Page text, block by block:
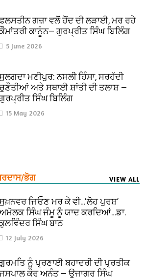
ਗਜ਼ਾ ਵਲੋਂ ਹੋਂਦ ਦੀ ਲੜਾਈ, ਮਰ ਰਹੇ
ਕਾਨੂੰਨ— ਗੁਰਪ੍ਰੀਤ ਸਿੰਘ ਬਿਲਿੰਗ
5 June 2026
ਮਣੀਪੁਰ: ਨਸਲੀ ਹਿੰਸਾ, ਸਰਹੱਦੀ
ਅਤੇ ਸਥਾਈ ਸ਼ਾਂਤੀ ਦੀ ਤਲਾਸ਼ —
ਸਿੰਘ ਬਿਲਿੰਗ
15 May 2026
ਭੋਗ VIEW ALL
ਜਿਓਣ ਮਰ ਕੇ ਵੀ…‘ਲੋਹ ਪੁਰਸ਼’
ਸਿੰਘ ਜੰਮੂ ਨੂੰ ਯਾਦ ਕਰਦਿਆਂ…ਡਾ.
ਸਿੰਘ ਬਾਠ
12 July 2026
ਨੂੰ ਪ੍ਰਣਾਈ ਬਹਾਦਰੀ ਦੀ ਪ੍ਰਤੀਕ
ਕੌਰ ਅਨੰਤ — ਉਜਾਗਰ ਸਿੰਘ